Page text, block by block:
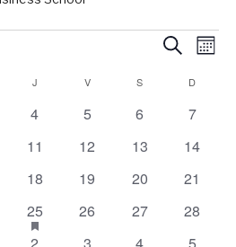
de
Mois
J VVENDREDIS D
0
4
0
5
0
6
0
7
0
11
0
12
0
13
0
14
0
18
0
19
0
20
0
21
1
évènement
25has
featured
évènements
0
26
0
27
0
28
0
0
0
0